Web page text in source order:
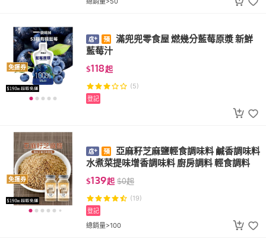
免運券
滿兜兜零食屋 燃幾分藍莓原漿 新鮮
藍莓汁
$118起
(5)
登記
免運券
亞麻籽芝麻鹽輕食調味料 鹹香調味料
水煮菜提味增香調味料 廚房調料 輕食調料
$139起 $0起
(19)
總銷量>100
登記